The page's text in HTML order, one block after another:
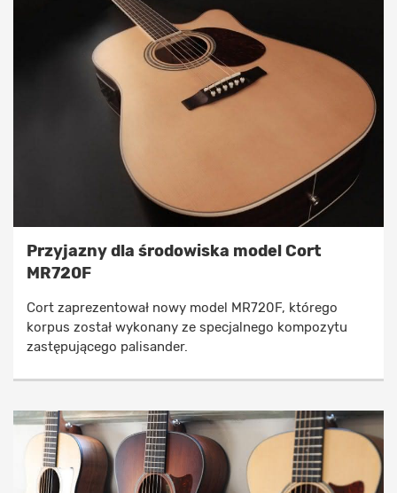
Przyjazny dla środowiska model Cort
MR720F
Cort zaprezentował nowy model MR720F, którego
korpus został wykonany ze specjalnego kompozytu
zastępującego palisander.